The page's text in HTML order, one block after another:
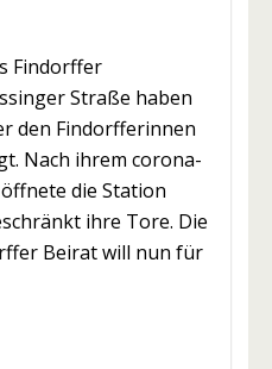
Findorffer
Straße haben
den Findorfferinnen
Nach ihrem corona-
die Station
ihre Tore. Die
Beirat will nun für